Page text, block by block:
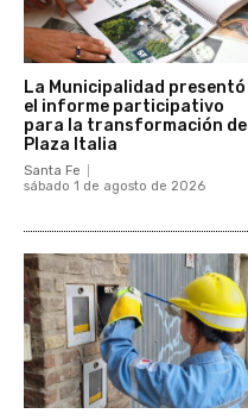
La Municipalidad presentó
el informe participativo
para la transformación de
Plaza Italia
Santa Fe
sábado 1 de agosto de 2026